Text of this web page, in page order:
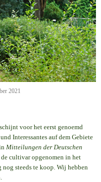
2021
voor het eerst genoemd
Interessantes auf dem Gebiete
Mitteilungen der Deutschen
de cultivar opgenomen in het
steeds te koop. Wij hebben